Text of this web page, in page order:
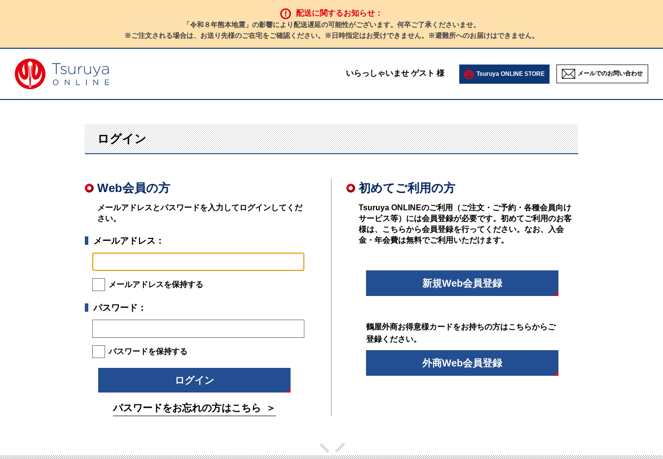
配送に関するお知らせ：
「令和８年熊本地震」の影響により配送遅延の可能性がございます。何卒ご了承くださいませ。
※ご注文される場合は、お送り先様のご在宅をご確認ください。※日時指定はお受けできません。※避難所へのお届けはできません。
いらっしゃいませ ゲスト 様 Tsuruya ONLINE STORE メールでのお問い合わせ
ログイン
Web会員の方
メールアドレスとパスワードを入力してログインしてくだ
さい。
メールアドレス：
メールアドレスを保持する
パスワード：
パスワードを保持する
パスワードをお忘れの方はこちら
初めてご利用の方
Tsuruya ONLINEのご利用（ご注文・ご予約・各種会員向け
サービス等）には会員登録が必要です。初めてご利用のお客
様は、こちらから会員登録を行ってください。なお、入会
金・年会費は無料でご利用いただけます。
新規Web会員登録
鶴屋外商お得意様カードをお持ちの方はこちらからご
登録ください。
外商Web会員登録